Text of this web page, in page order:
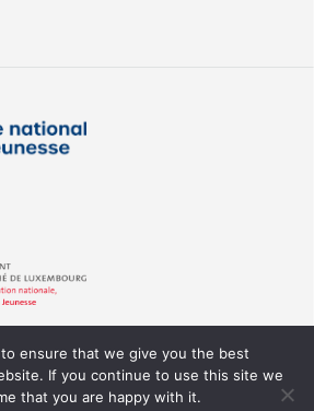
2026 SNJ Tous droits réservés
ensure that we give you the best
If you continue to use this site we
that you are happy with it.